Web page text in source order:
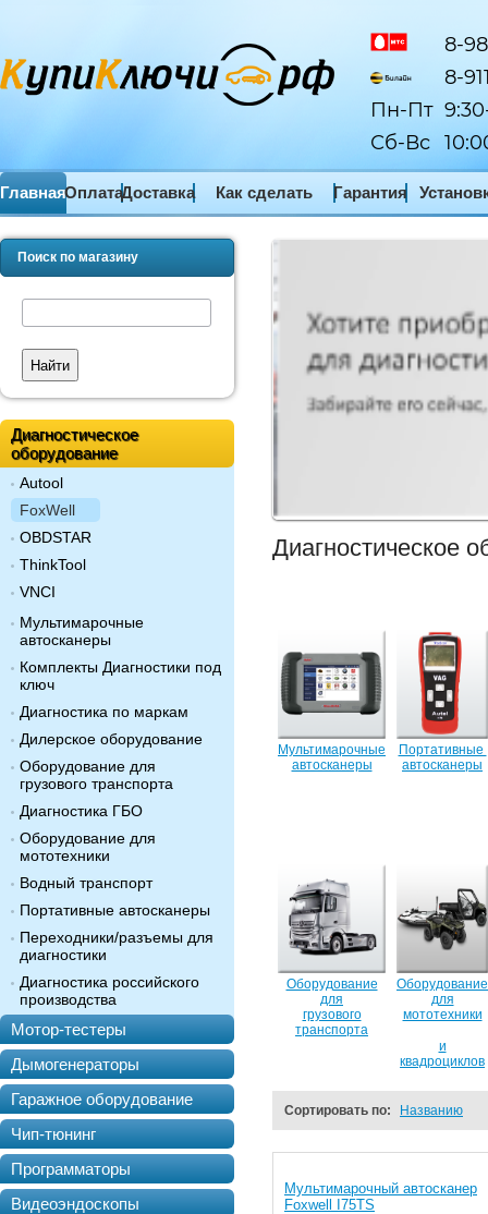
ГлавнаяОплатаДоставка Как сделать Гарантия
8-
8-
Пн-Пт
Сб-Вс
Поиск по магазину
Найти
Диагностическое
оборудование
Autool
FoxWell
OBDSTAR
ThinkTool
VNCI
Мультимарочные
автосканеры
Комплекты Диагностики под
ключ
Диагностика по маркам
Дилерское оборудование
Оборудование для
грузового транспорта
Диагностика ГБО
Оборудование для
мототехники
Водный транспорт
Портативные автосканеры
Переходники/разъемы для
диагностики
Диагностика российского
производства
Мотор-тестеры
Дымогенераторы
Гаражное оборудование
Чип-тюнинг
Программаторы
Видеоэндоскопы
Диагностическое
Мультимарочные
автосканеры
Портативные
автосканеры
Оборудование
для
грузового
транспорта
Оборудование
для
мототехники
и
квадроциклов
Сортировать по: Названию
Мультимарочный автосканер
Foxwell I75TS